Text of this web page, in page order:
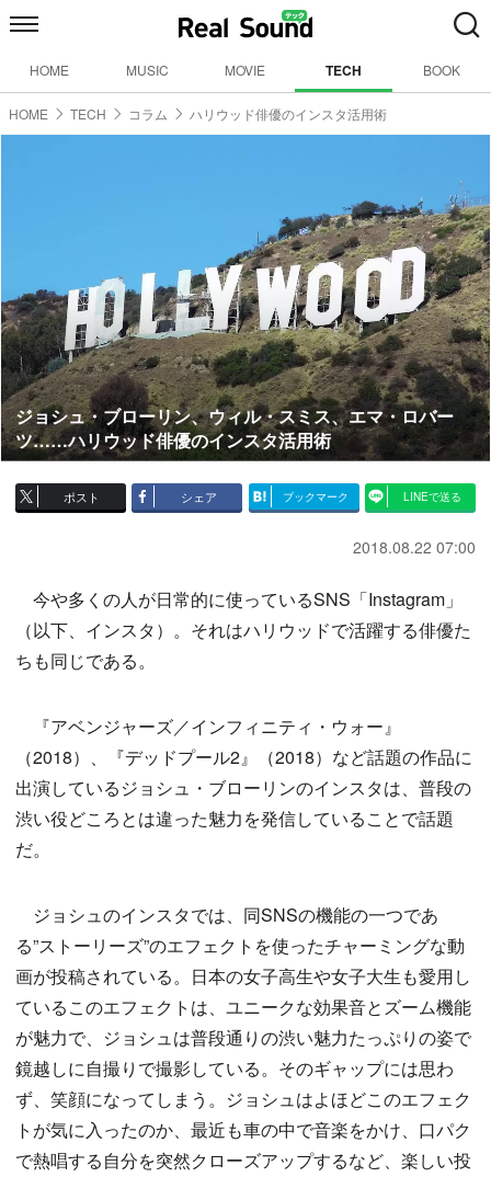
HOME MUSIC MOVIE TECH BOOK
HOME TECH コラム ハリウッド俳優のインスタ活用術
ジョシュ・ブローリン、ウィル・スミス、エマ・ロバー
ツ……ハリウッド俳優のインスタ活用術
ポスト シェア ブックマーク LINEで送る
2018.08.22 07:00
今や多くの人が日常的に使っているSNS「Instagram」
（以下、インスタ）。それはハリウッドで活躍する俳優た
ちも同じである。
『アベンジャーズ／インフィニティ・ウォー』
（2018）、『デッドプール2』（2018）など話題の作品に
出演しているジョシュ・ブローリンのインスタは、普段の
渋い役どころとは違った魅力を発信していることで話題
だ。
ジョシュのインスタでは、同SNSの機能の一つであ
る”ストーリーズ”のエフェクトを使ったチャーミングな動
画が投稿されている。日本の女子高生や女子大生も愛用し
ているこのエフェクトは、ユニークな効果音とズーム機能
が魅力で、ジョシュは普段通りの渋い魅力たっぷりの姿で
鏡越しに自撮りで撮影している。そのギャップには思わ
ず、笑顔になってしまう。ジョシュはよほどこのエフェク
トが気に入ったのか、最近も車の中で音楽をかけ、口パク
で熱唱する自分を突然クローズアップするなど、楽しい投